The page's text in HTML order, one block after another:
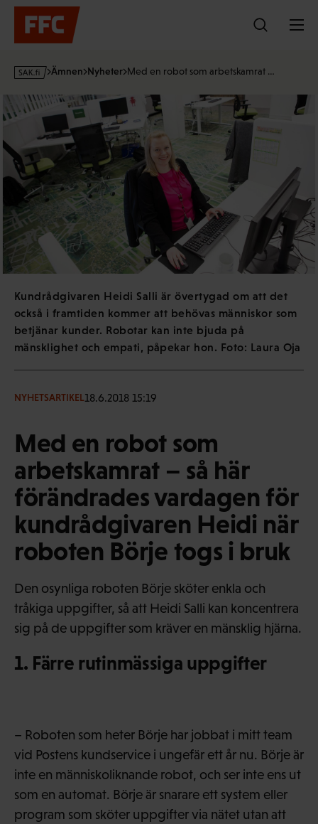
Hoppa
innehållet
s
·
Ämnen Nyheter Med en robot som arbetskamrat …
Kundrådgivaren Heidi Salli är övertygad om att det
också i framtiden kommer att behövas människor som
betjänar kunder. Robotar kan inte bjuda på
mänsklighet och empati, påpekar hon. Foto: Laura Oja
NYHETSARTIKEL18.6.2018 15:19
Med en robot som
arbetskamrat – så här
förändrades vardagen för
kundrådgivaren Heidi när
roboten Börje togs i bruk
Den osynliga roboten Börje sköter enkla och
tråkiga uppgifter, så att Heidi Salli kan koncentrera
sig på de uppgifter som kräver en mänsklig hjärna.
1. Färre rutinmässiga uppgifter
– Roboten som heter Börje har jobbat i mitt team
vid Postens kundservice i ungefär ett år nu. Börje är
inte en människoliknande robot, och ser inte ens ut
som en automat. Börje är snarare ett system eller
program som sköter uppgifter via nätet utan att